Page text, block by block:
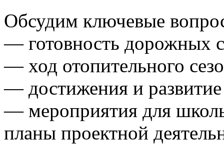
Обсудим ключевые
— готовность дорожных
— ход отопительного
— достижения и развитие
— мероприятия для
планы проектной